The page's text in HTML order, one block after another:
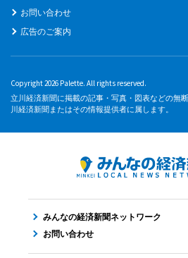
お問い合わせ
広告のご案内
Copyright 2026 Palette. All rights reserved.
立川経済新聞に掲載の記事・写真・図表などの無
川経済新聞またはその情報提供者に属します。
みんなの経済新聞ネットワーク
お問い合わせ